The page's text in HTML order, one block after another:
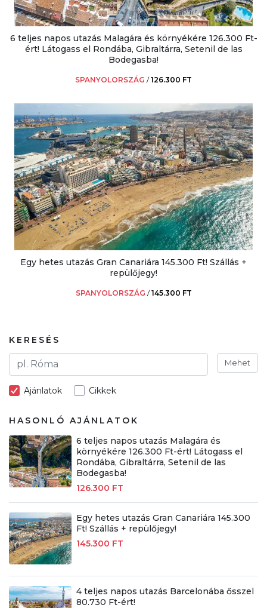
6 teljes napos utazás Malagára és környékére 126.300 Ft-
ért! Látogass el Rondába, Gibraltárra, Setenil de las
Bodegasba!
SPANYOLORSZÁG /126.300 FT
Egy hetes utazás Gran Canariára 145.300 Ft! Szállás +
repülőjegy!
SPANYOLORSZÁG /145.300 FT
KERESÉS
Mehet
Ajánlatok Cikkek
HASONLÓ AJÁNLATOK
6 teljes napos utazás Malagára és
környékére 126.300 Ft-ért! Látogass el
Rondába, Gibraltárra, Setenil de las
Bodegasba!
126.300 FT
Egy hetes utazás Gran Canariára 145.300
Ft! Szállás + repülőjegy!
145.300 FT
4 teljes napos utazás Barcelonába ősszel
80.730 Ft-ért!